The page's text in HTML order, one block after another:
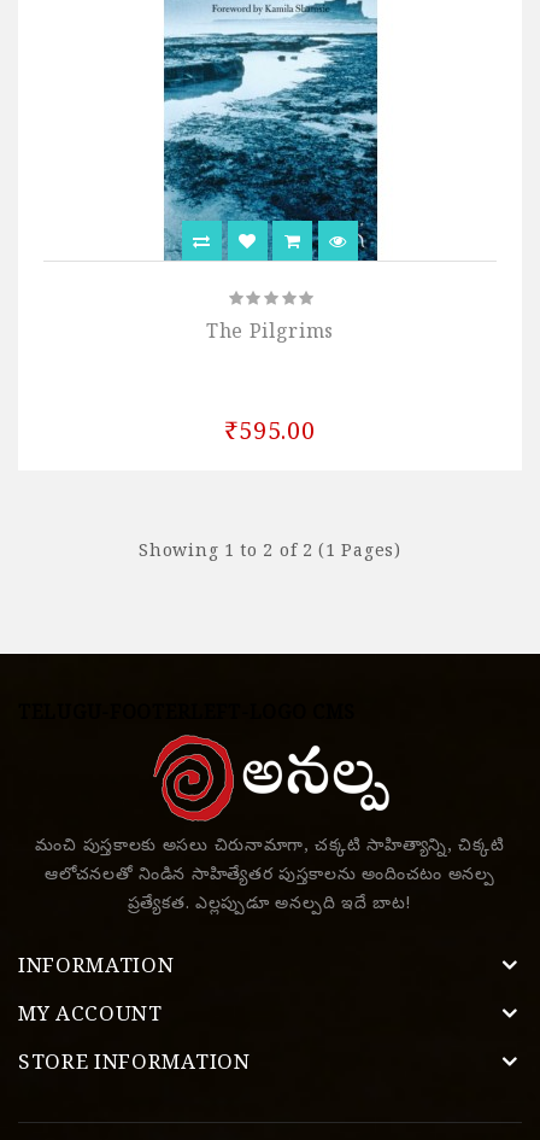
The Pilgrims
₹595.00
Showing 1 to 2 of 2 (1 Pages)
మంచి పుస్తకాలకు అసలు చిరునామాగా, చక్కటి సాహిత్యాన్ని, చిక్కటి
ఆలోచనలతో నిండిన సాహిత్యేతర పుస్తకాలను అందించటం అనల్ప
ప్రత్యేకత. ఎల్లప్పుడూ అనల్పది ఇదే బాట!
INFORMATION
MY ACCOUNT
STORE INFORMATION